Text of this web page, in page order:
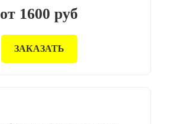
от 1600 руб
ЗАКАЗАТЬ